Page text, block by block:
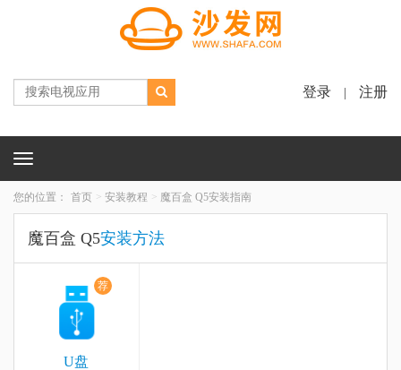
登录 注册
Toggle
您的位置： 首页 安装教程 魔百盒 Q5安装指南
魔百盒 Q5安装方法
荐
U盘